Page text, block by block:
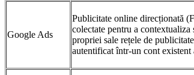
Google Ads
Publicitate online direcționată
colectate pentru a contextualiza
propriei sale rețele de
autentificat într-un cont